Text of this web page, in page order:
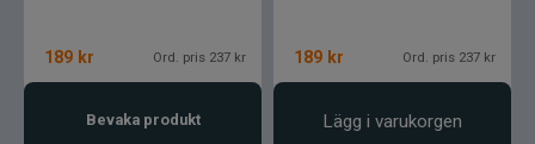
189 kr Ord. pris 237 kr
Bevaka produkt
189 kr Ord. pris 237 kr
Lägg i varukorgen